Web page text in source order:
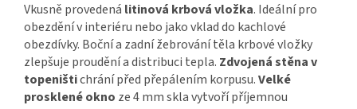
Vkusně provedená litinová krbová vložka. Ideální pro
obezdění v interiéru nebo jako vklad do kachlové
obezdívky. Boční a zadní žebrování těla krbové vložky
zlepšuje proudění a distribuci tepla. Zdvojená stěnav
topeništichrání před přepálením korpusu.Velké
prosklené okno ze 4 mm skla vytvoří příjemnou